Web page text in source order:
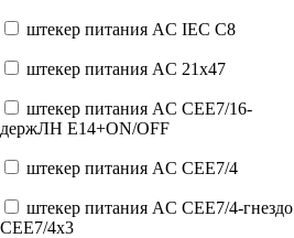
штекер питания AC IEC C8
штекер питания AC 21x47
штекер питания AC CEE7/16-
держЛН E14+ON/OFF
штекер питания AC CEE7/4
штекер питания AC CEE7/4-гнездо
CEE7/4x3